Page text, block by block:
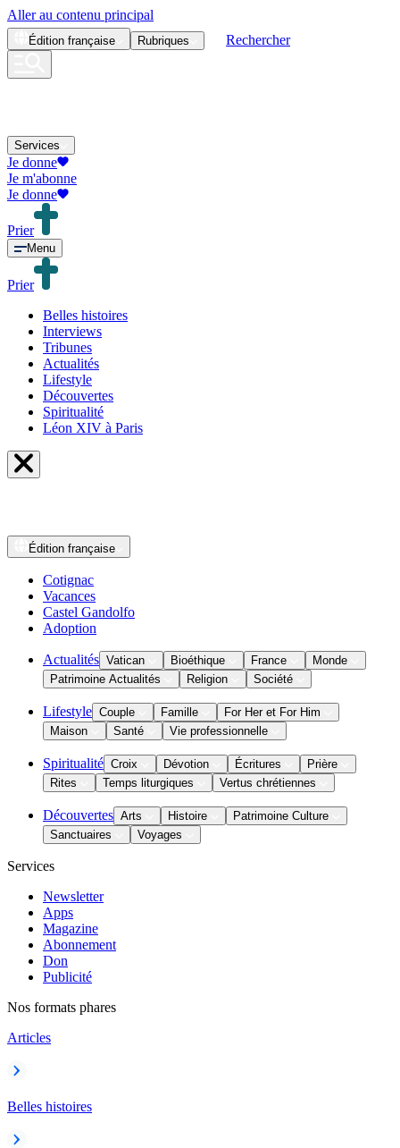
Aller au contenu principal
Édition française Rubriques Rechercher
Services
Je donne
Je m'abonne
Je donne
Prier
Menu
Prier
Belles histoires
Interviews
Tribunes
Actualités
Lifestyle
Découvertes
Spiritualité
Léon XIV à Paris
Édition française
Cotignac
Vacances
Castel Gandolfo
Adoption
Actualités Vatican Bioéthique France
Monde
Patrimoine Actualités
Religion Société
Lifestyle Couple Famille
For Her et For Him
Maison
Santé Vie professionnelle
Spiritualité Croix Dévotion Écritures
Prière
Rites
Temps liturgiques Vertus chrétiennes
Découvertes Arts Histoire
Patrimoine Culture
Sanctuaires
Voyages
Services
Newsletter
Apps
Magazine
Abonnement
Don
Publicité
Nos formats phares
Articles
Belles histoires